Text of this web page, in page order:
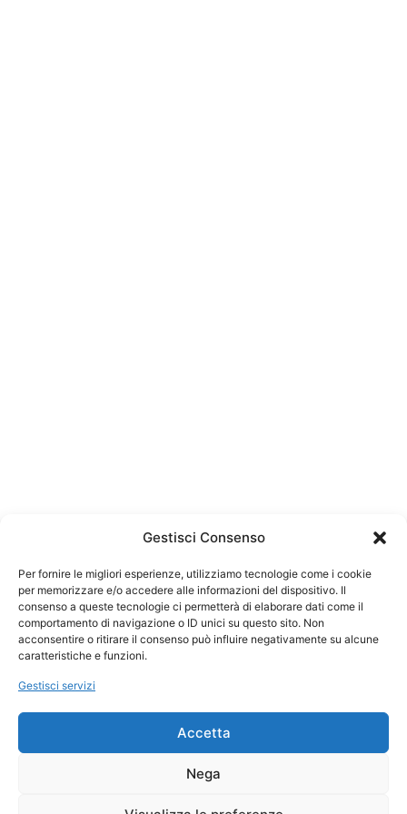
Gestisci Consenso
Per fornire le migliori esperienze, utilizziamo tecnologie come i cookie
per memorizzare e/o accedere alle informazioni del dispositivo. Il
consenso a queste tecnologie ci permetterà di elaborare dati come il
comportamento di navigazione o ID unici su questo sito. Non
acconsentire o ritirare il consenso può influire negativamente su alcune
caratteristiche e funzioni.
Gestisci servizi
Accetta
Nega